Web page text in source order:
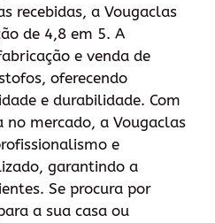
recebidas, a Vougaclas
de 4,8 em 5. A
e venda de
oferecendo
e durabilidade. Com
no mercado, a Vougaclas
e
garantindo a
Se procura por
a sua casa ou